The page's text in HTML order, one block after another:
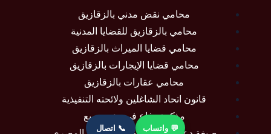
محامي نقض مدني بالزقازيق
محامي بالزقازيق للقضايا المدنية
محامي قضايا الميراث بالزقازيق
محامي قضايا الإيجارات بالزقازيق
محامي عقارات بالزقازيق
قانون اتحاد الشاغلين ولائحته التنفيذية
مذكرة دفاع في دعوى ريع
💬 واتساب 📞 اتصال